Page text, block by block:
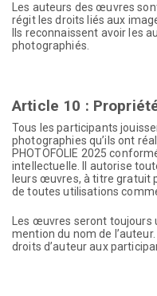
Les auteurs des œuvres
régit les droits liés aux
Ils reconnaissent avoir les
photographiés.
Article 10 :
Tous les participants
photographies qu’ils ont
PHOTOFOLIE 2025
intellectuelle. Il autorise
leurs œuvres, à titre gratuit
de toutes utilisations
Les œuvres seront toujours
mention du nom de
droits d’auteur aux